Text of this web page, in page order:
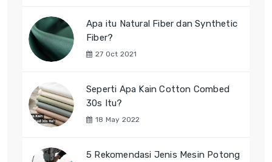
Apa itu Natural Fiber dan Synthetic
Fiber?
27 Oct 2021
Seperti Apa Kain Cotton Combed
30s Itu?
18 May 2022
5 Rekomendasi Jenis Mesin Potong